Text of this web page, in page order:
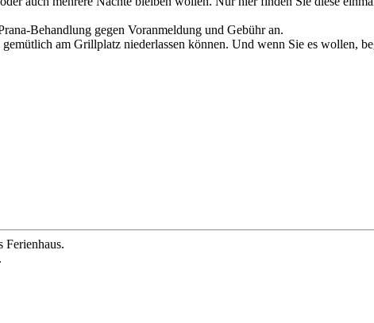
Behandlung gegen Voranmeldung und Gebühr an.
am Grillplatz niederlassen können. Und wenn Sie es wollen,
Ferienhaus.